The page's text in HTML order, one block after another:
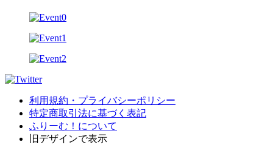
利用規約・プライバシーポリシー
特定商取引法に基づく表記
ふりーむ！について
旧デザインで表示